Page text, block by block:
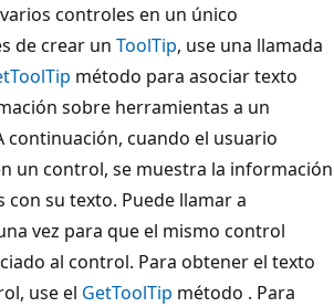
controles en un único
de crear un ToolTip, use una llamada
método para asociar texto
sobre herramientas a un
continuación, cuando el usuario
un control, se muestra la información
su texto. Puede llamar a
vez para que el mismo control
al control. Para obtener el texto
use el GetToolTip método . Para